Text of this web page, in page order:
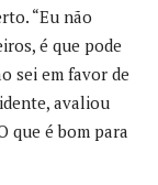
“Eu não
é que pode
sei em favor de
avaliou
que é bom para